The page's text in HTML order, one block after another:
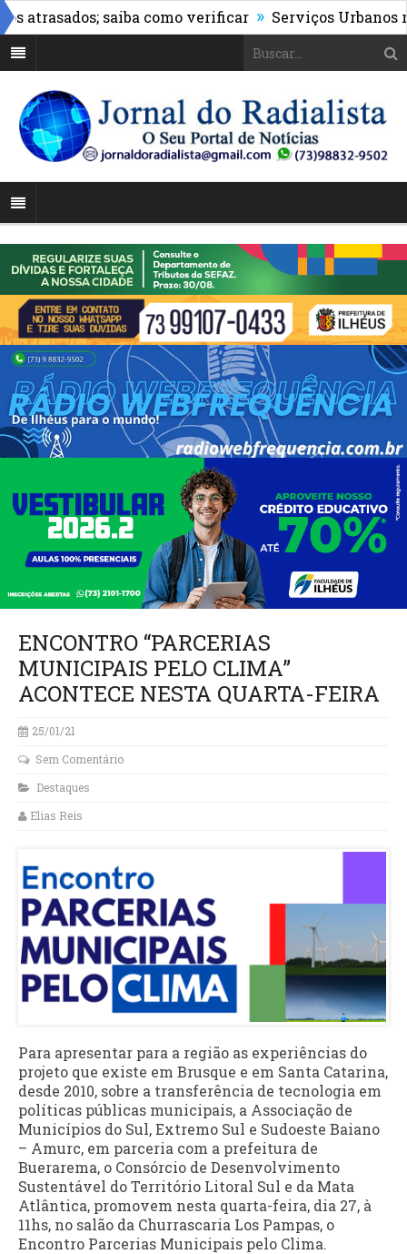
saiba como verificar » Serviços Urbanos
ENCONTRO “PARCERIAS
MUNICIPAIS PELO CLIMA”
ACONTECE NESTA QUARTA-FEIRA
25/01/21
Sem Comentário
Destaques
Elias Reis
Para apresentar para a região as experiências do
projeto que existe em Brusque e em Santa Catarina,
desde 2010, sobre a transferência de tecnologia em
políticas públicas municipais, a Associação de
Municípios do Sul, Extremo Sul e Sudoeste Baiano
– Amurc, em parceria com a prefeitura de
Buerarema, o Consórcio de Desenvolvimento
Sustentável do Território Litoral Sul e da Mata
Atlântica, promovem nesta quarta-feira, dia 27, à
11hs, no salão da Churrascaria Los Pampas, o
Encontro Parcerias Municipais pelo Clima.